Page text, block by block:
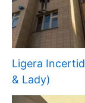
Ligera
& Lady)